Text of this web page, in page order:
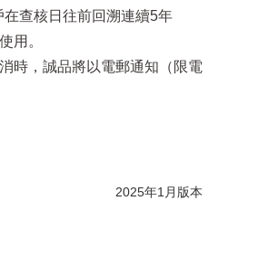
查核日往前回溯連續5年
用。
時，誠品將以電郵通知（限電
2025年1月版本